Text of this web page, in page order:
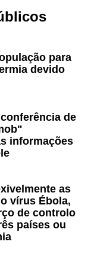
para
devido
de
informações
as
vírus Ébola,
de controlo
países ou